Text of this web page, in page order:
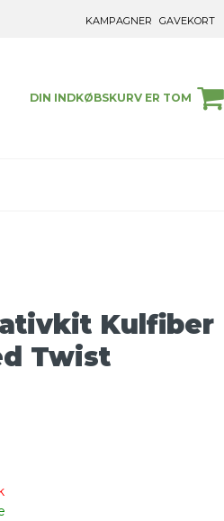
KAMPAGNER GAVEKORT
DIN INDKØBSKURV ER TOM
Kulfiber
Twist